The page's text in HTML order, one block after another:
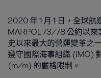
2020 年 1 月 1 日，全球
MARPOL 73/78 公約以
史以來最大的營運變革之
遵守國際海事組織 (IMO)
(m/m) 的嚴格限制。